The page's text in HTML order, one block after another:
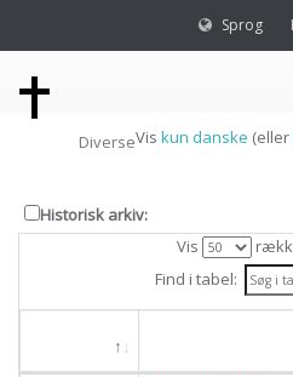
Sprog
DiverseVis kun danske (eller
Historisk arkiv:
Vis
Find i tabel: